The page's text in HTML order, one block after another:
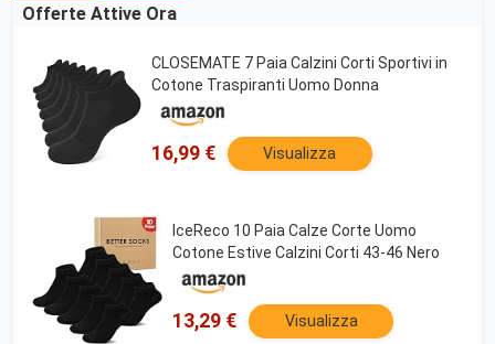
Offerte Attive Ora
CLOSEMATE 7 Paia Calzini Corti Sportivi in
Cotone Traspiranti Uomo Donna
16,99 € Visualizza
IceReco 10 Paia Calze Corte Uomo
Cotone Estive Calzini Corti 43-46 Nero
13,29 € Visualizza